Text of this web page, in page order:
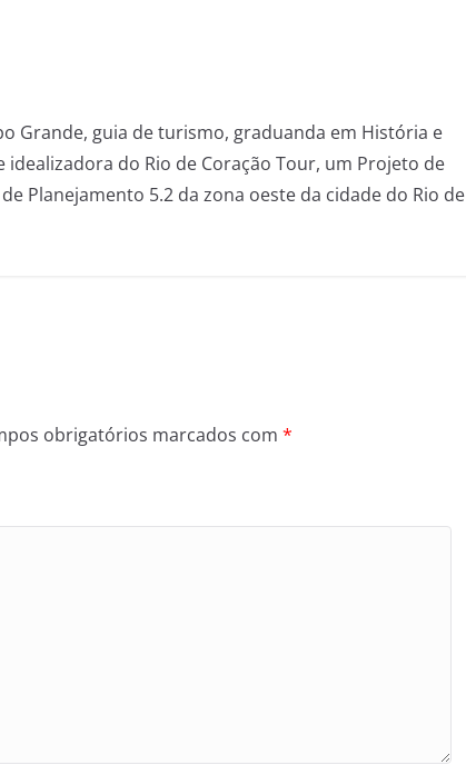
Grande, guia de turismo, graduanda em História e
do Rio de Coração Tour, um Projeto de
Planejamento 5.2 da zona oeste da cidade do Rio de
obrigatórios marcados com *